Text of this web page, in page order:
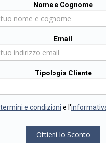
Nome e Cognome
Email
Tipologia Cliente
termini e condizioni e l'
Ottieni lo Sconto